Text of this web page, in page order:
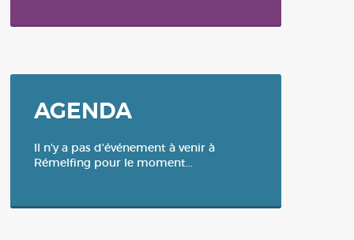
AGENDA
Il n'y a pas d'événement à venir à
Rémelfing pour le moment...